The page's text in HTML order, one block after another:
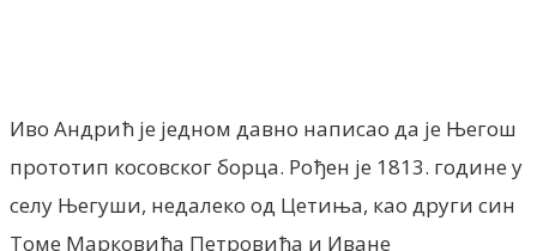
Иво Андрић је једном давно написао да је Његош
прототип косовског борца. Рођен је 1813. године у
селу Његуши, недалеко од Цетиња, као други син
Томе Марковића Петровића и Иване